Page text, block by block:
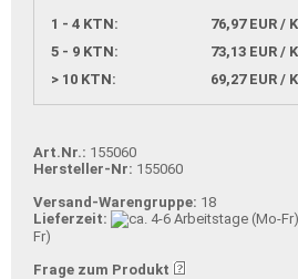
1 - 4 KTN:
76,97 EUR /
5 - 9 KTN:
73,13 EUR /
> 10 KTN:
69,27 EUR /
Art.Nr.: 155060
Hersteller-Nr: 155060
Versand-Warengruppe: 18
Lieferzeit:
Fr)
Frage zum Produkt